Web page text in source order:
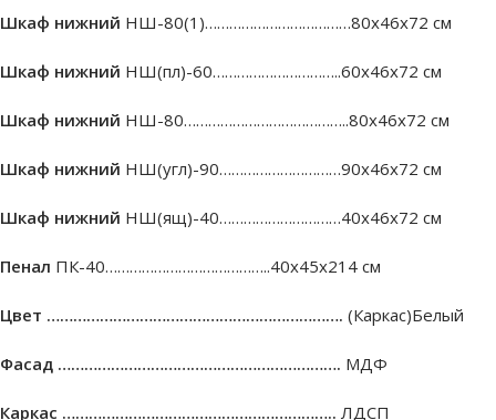
Шкаф нижний НШ-80(1)………………………………80х46х72 см
Шкаф нижний НШ(пл)-60…………………………..60х46х72 см
Шкаф нижний НШ-80…………………………………..80х46х72 см
Шкаф нижний НШ(угл)-90…………………………90х46х72 см
Шкаф нижний НШ(ящ)-40…………………………40х46х72 см
Пенал ПК-40…………………………………..40х45х214 см
Цвет …………………………………………………………. (Каркас)Белый
Фасад ………………………………………………………. МДФ
Каркас …………………………………………………….. ЛДСП